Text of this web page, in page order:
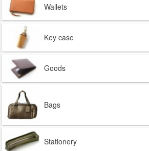
Wallets
Key case
Goods
Bags
Stationery